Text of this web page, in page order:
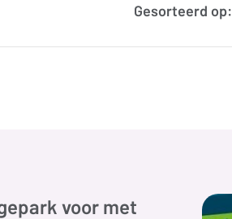
Gesorteerd op:
voor met